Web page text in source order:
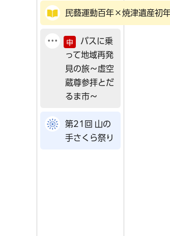
民藝運動百年×焼津遺産初
申
バスに乗
って地域再発
見の旅～虚空
蔵尊参拝とだ
るま市～
第21回 山の
手さくら祭り